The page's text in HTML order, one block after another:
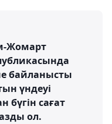
Жомарт
байланысты
үндеуі
бүгін сағат
ол.